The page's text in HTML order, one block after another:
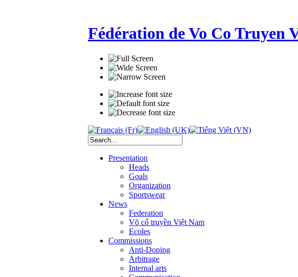
Fédération de Vo Co Truyen
Presentation
Heads
Goals
Organization
Sportswear
News
Federation
Võ cổ truyền Việt Nam
Ecoles
Commissions
Anti-Doping
Arbitrage
Internal arts